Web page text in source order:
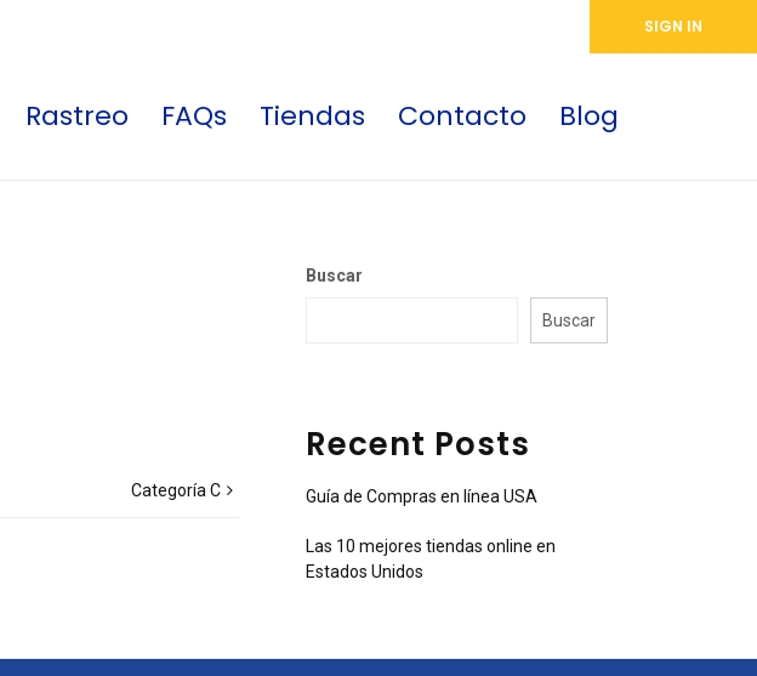
SIGN IN
Rastreo FAQs Tiendas Contacto Blog
Categoría C
Buscar
Buscar
Recent Posts
Guía de Compras en línea USA
Las 10 mejores tiendas online en
Estados Unidos